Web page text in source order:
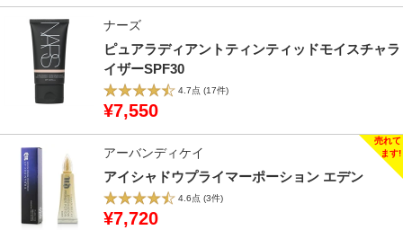
ナーズ
ピュアラディアントティンティッドモイスチャラ
イザーSPF30
4.7点 (17件)
¥7,550
アーバンディケイ
アイシャドウプライマーポーション エデン
4.6点 (3件)
¥7,720